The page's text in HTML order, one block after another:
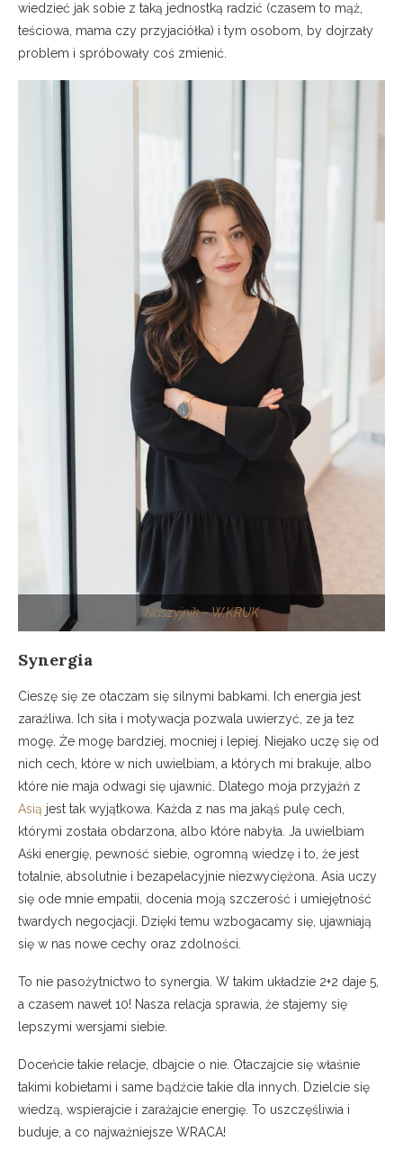
wiedzieć jak sobie z taką jednostką radzić (czasem to mąż,
teściowa, mama czy przyjaciółka) i tym osobom, by dojrzały
problem i spróbowały coś zmienić.
Naszyjnik – W.KRUK
Synergia
Cieszę się ze otaczam się silnymi babkami. Ich energia jest
zaraźliwa. Ich siła i motywacja pozwala uwierzyć, ze ja tez
mogę. Że mogę bardziej, mocniej i lepiej. Niejako uczę się od
nich cech, które w nich uwielbiam, a których mi brakuje, albo
które nie maja odwagi się ujawnić. Dlatego moja przyjaźń z
Asią jest tak wyjątkowa. Każda z nas ma jakąś pulę cech,
którymi została obdarzona, albo które nabyła. Ja uwielbiam
Aśki energię, pewność siebie, ogromną wiedzę i to, że jest
totalnie, absolutnie i bezapelacyjnie niezwyciężona. Asia uczy
się ode mnie empatii, docenia moją szczerość i umiejętność
twardych negocjacji. Dzięki temu wzbogacamy się, ujawniają
się w nas nowe cechy oraz zdolności.
To nie pasożytnictwo to synergia. W takim układzie 2+2 daje 5,
a czasem nawet 10! Nasza relacja sprawia, że stajemy się
lepszymi wersjami siebie.
Doceńcie takie relacje, dbajcie o nie. Otaczajcie się właśnie
takimi kobietami i same bądźcie takie dla innych. Dzielcie się
wiedzą, wspierajcie i zarażajcie energię. To uszczęśliwia i
buduje, a co najważniejsze WRACA!